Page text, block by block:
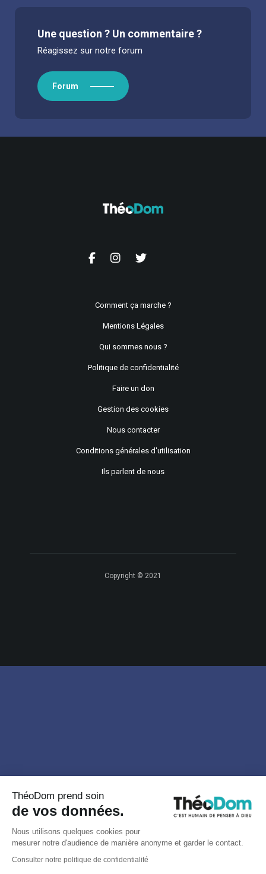
Une question ? Un commentaire ?
Réagissez sur notre forum
Forum
Comment ça marche ?
Mentions Légales
Qui sommes nous ?
Politique de confidentialité
Faire un don
Gestion des cookies
Nous contacter
Conditions générales d'utilisation
Ils parlent de nous
Copyright © 2021
ThéoDom prend soin
de vos données.
Nous utilisons quelques cookies pour
mesurer notre d'audience de manière anonyme et garder le contact.
Consulter notre politique de confidentialité